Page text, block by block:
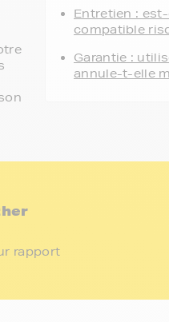
Entretien :
compatible
Garantie :
annule-t-elle
rapport